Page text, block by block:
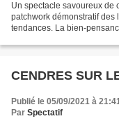
Un spectacle savoureux de
patchwork démonstratif des
tendances. La bien-
CENDRES SUR
Publié le 05/09/2021 à
Par Spectatif